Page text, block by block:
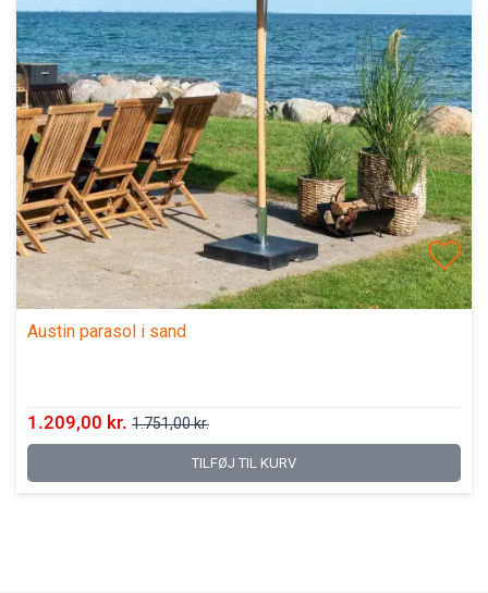
Austin parasol i sand
1.209,00 kr. 1.751,00 kr.
TILFØJ TIL KURV